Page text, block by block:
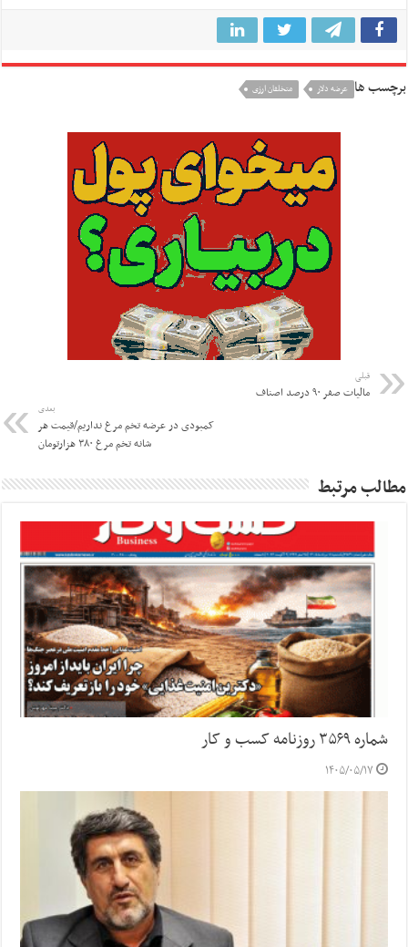
برچسب ها عرضه دلار متخلفان ارزی
قبلی
مالیات صفر ۹۰ درصد اصناف
بعدی
کمبودی در عرضه تخم مرغ نداریم/قیمت هر
شانه تخم مرغ ۳۸۰ هزارتومان
مطالب مرتبط
شماره ۳۵۶۹ روزنامه کسب و کار
۱۴۰۵/۰۵/۱۷